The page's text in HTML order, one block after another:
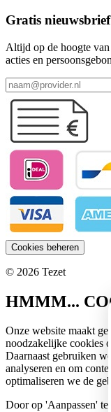
Gratis nieuwsbrief
Altijd op de hoogte
acties en
Cookies beheren
© 2026 Tezet
HMMM...
Onze website maakt
noodzakelijke cookies
Daarnaast gebruiken
analyseren en om
optimaliseren we de
Door op 'Aanpassen'